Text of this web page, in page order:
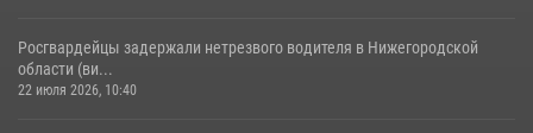
Росгвардейцы задержали нетрезвого водителя в Нижегородской
области (ви...
22 июля 2026, 10:40